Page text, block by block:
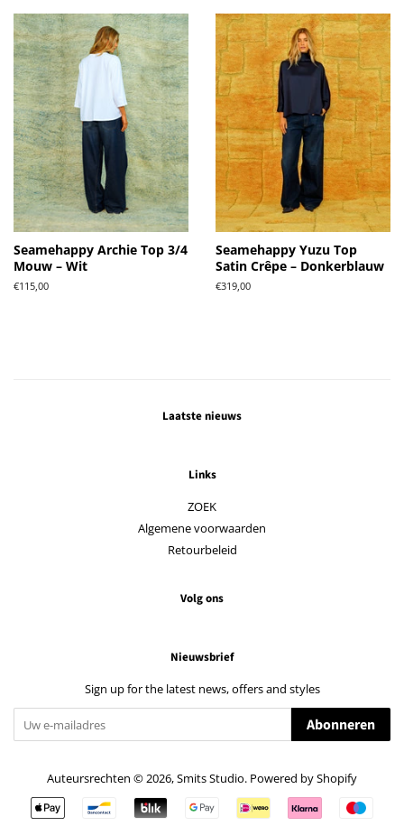
Seamehappy Archie Top 3/4
Mouw – Wit
Normale
€115,00
Seamehappy Yuzu Top
Satin Crêpe – Donkerblauw
Normale
€319,00
Laatste nieuws
Links
ZOEK
Algemene voorwaarden
Retourbeleid
Volg ons
Nieuwsbrief
Sign up for the latest news, offers and styles
Abonneren
Auteursrechten © 2026,Smits Studio. Powered by Shopify
Betalingspictogrammen